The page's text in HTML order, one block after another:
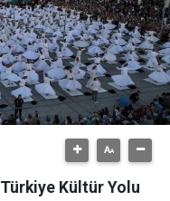
Türkiye Kültür Yolu